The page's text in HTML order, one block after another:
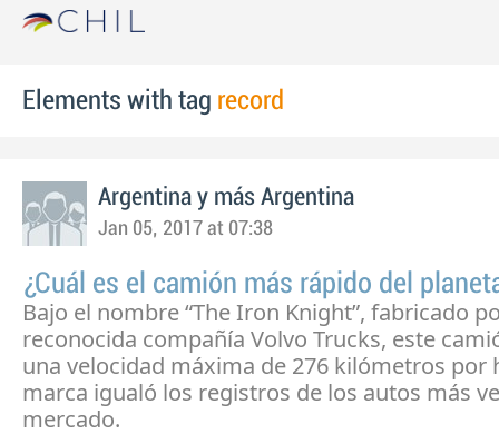
Elements with tag record
Argentina y más Argentina
Jan 05, 2017 at 07:38
¿Cuál es el camión más rápido del
Bajo el nombre “The Iron Knight”, fabricado
reconocida compañía Volvo Trucks, este
una velocidad máxima de 276 kilómetros por
marca igualó los registros de los autos más
mercado.